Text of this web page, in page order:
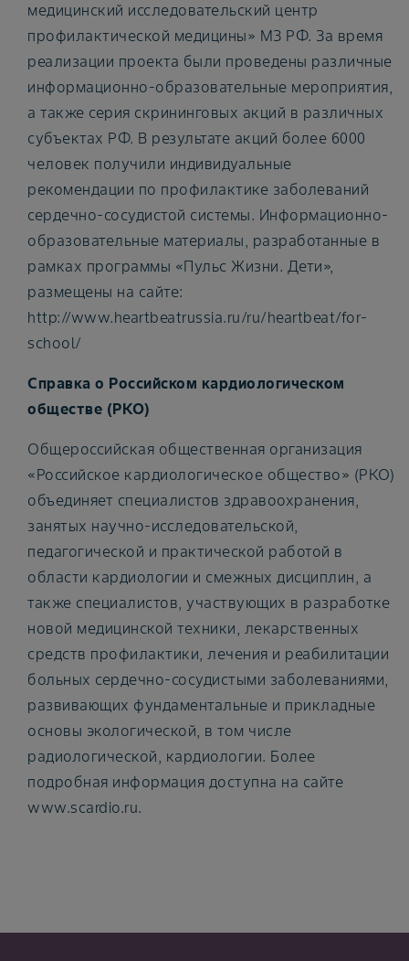
медицинский исследовательский центр
профилактической медицины» МЗ РФ. За время
реализации проекта были проведены различные
информационно-образовательные мероприятия,
а также серия скрининговых акций в различных
субъектах РФ. В результате акций более 6000
человек получили индивидуальные
рекомендации по профилактике заболеваний
сердечно-сосудистой системы. Информационно-
образовательные материалы, разработанные в
рамках программы «Пульс Жизни. Дети»,
размещены на сайте:
http://www.heartbeatrussia.ru/ru/heartbeat/for-
school/
Справка о Российском кардиологическом
обществе (РКО)
Общероссийская общественная организация
«Российское кардиологическое общество» (РКО)
объединяет специалистов здравоохранения,
занятых научно-исследовательской,
педагогической и практической работой в
области кардиологии и смежных дисциплин, а
также специалистов, участвующих в разработке
новой медицинской техники, лекарственных
средств профилактики, лечения и реабилитации
больных сердечно-сосудистыми заболеваниями,
развивающих фундаментальные и прикладные
основы экологической, в том числе
радиологической, кардиологии. Более
подробная информация доступна на сайте
www.scardio.ru.